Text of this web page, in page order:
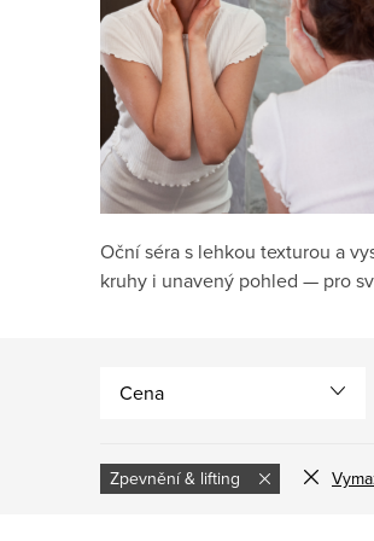
Oční séra s lehkou texturou a
kruhy i unavený pohled — pro
Cena
Zpevnění & lifting